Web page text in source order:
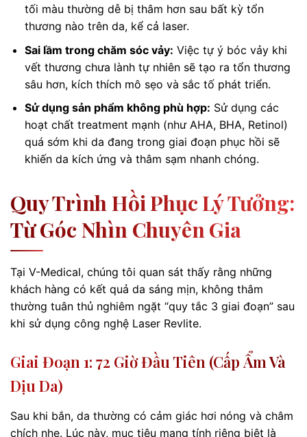
tối màu thường dễ bị thâm hơn sau bất kỳ tổn
thương nào trên da, kể cả laser.
Sai lầm trong chăm sóc vảy: Việc tự ý bóc vảy khi
vết thương chưa lành tự nhiên sẽ tạo ra tổn thương
sâu hơn, kích thích mô sẹo và sắc tố phát triển.
Sử dụng sản phẩm không phù hợp: Sử dụng các
hoạt chất treatment mạnh (như AHA, BHA, Retinol)
quá sớm khi da đang trong giai đoạn phục hồi sẽ
khiến da kích ứng và thâm sạm nhanh chóng.
Quy Trình Hồi Phục Lý Tưởng:
Từ Góc Nhìn Chuyên Gia
Tại V-Medical, chúng tôi quan sát thấy rằng những
khách hàng có kết quả da sáng mịn, không thâm
thường tuân thủ nghiêm ngặt “quy tắc 3 giai đoạn” sau
khi sử dụng công nghệ Laser Revlite.
Giai Đoạn 1: 72 Giờ Đầu Tiên (Cấp Ẩm Và
Dịu Da)
Sau khi bắn, da thường có cảm giác hơi nóng và châm
chích nhẹ. Lúc này, mục tiêu mang tính riêng biệt là